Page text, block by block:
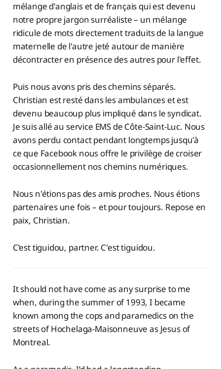
mélange d'anglais et de français qui est devenu
notre propre jargon surréaliste – un mélange
ridicule de mots directement traduits de la langue
maternelle de l'autre jeté autour de manière
décontracter en présence des autres pour l'effet.
Puis nous avons pris des chemins séparés.
Christian est resté dans les ambulances et est
devenu beaucoup plus impliqué dans le syndicat.
Je suis allé au service EMS de Côte-Saint-Luc. Nous
avons perdu contact pendant longtemps jusqu'à
ce que Facebook nous offre le privilège de croiser
occasionnellement nos chemins numériques.
Nous n'étions pas des amis proches. Nous étions
partenaires une fois – et pour toujours. Repose en
paix, Christian.
C’est tiguidou, partner. C'est tiguidou.
It should not have come as any surprise to me
when, during the summer of 1993, I became
known among the cops and paramedics on the
streets of Hochelaga-Maisonneuve as Jesus of
Montreal.